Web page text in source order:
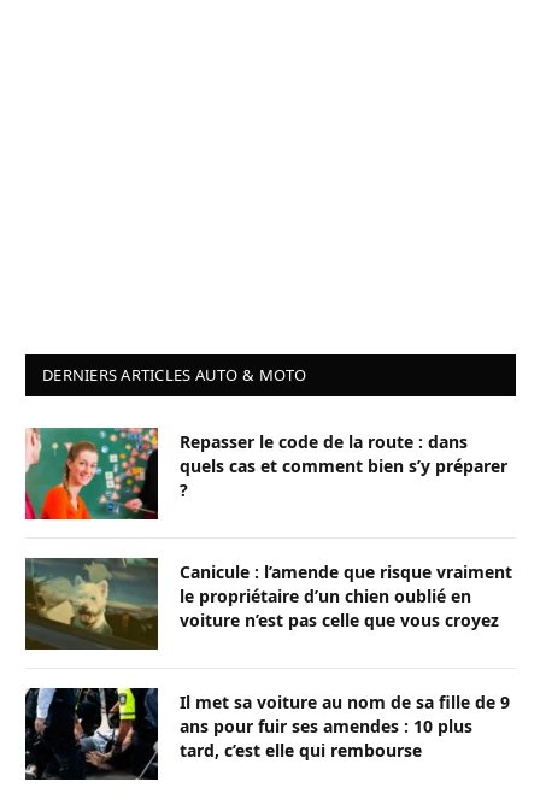
DERNIERS ARTICLES AUTO & MOTO
Repasser le code de la route : dans
quels cas et comment bien s’y préparer
?
Canicule : l’amende que risque vraiment
le propriétaire d’un chien oublié en
voiture n’est pas celle que vous croyez
Il met sa voiture au nom de sa fille de 9
ans pour fuir ses amendes : 10 plus
tard, c’est elle qui rembourse